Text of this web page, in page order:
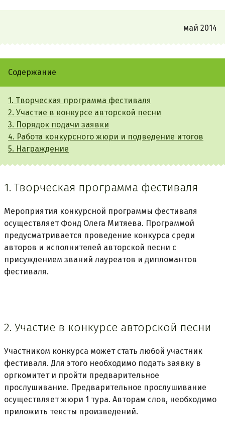
май 2014
Содержание
1. Творческая программа фестиваля
2. Участие в конкурсе авторской песни
3. Порядок подачи заявки
4. Работа конкурсного жюри и подведение итогов
5. Награждение
1. Творческая программа фестиваля
Мероприятия конкурсной программы фестиваля
осуществляет Фонд Олега Митяева. Программой
предусматривается проведение конкурса среди
авторов и исполнителей авторской песни с
присуждением званий лауреатов и дипломантов
фестиваля.
2. Участие в конкурсе авторской песни
Участником конкурса может стать любой участник
фестиваля. Для этого необходимо подать заявку в
оргкомитет и пройти предварительное
прослушивание. Предварительное прослушивание
осуществляет жюри 1 тура. Авторам слов, необходимо
приложить тексты произведений.